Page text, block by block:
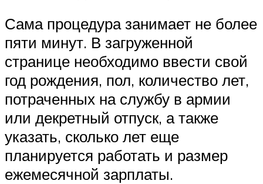
Сама процедура занимает не более
пяти минут. В загруженной
странице необходимо ввести свой
год рождения, пол, количество лет,
потраченных на службу в армии
или декретный отпуск, а также
указать, сколько лет еще
планируется работать и размер
ежемесячной зарплаты.